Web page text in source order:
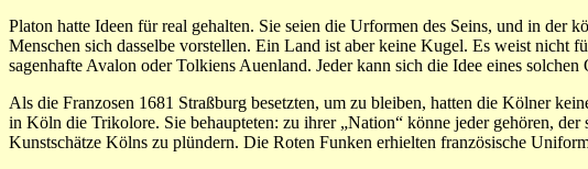
Platon hatte Ideen für real gehalten. Sie seien die Urformen des Seins, und in
Menschen sich dasselbe vorstellen. Ein Land ist aber keine Kugel. Es weist nicht
sagenhafte Avalon oder Tolkiens Auenland. Jeder kann sich die Idee eines
Als die Franzosen 1681 Straßburg besetzten, um zu bleiben, hatten die Kölner
in Köln die Trikolore. Sie behaupteten: zu ihrer „Nation“ könne jeder gehören,
Kunstschätze Kölns zu plündern. Die Roten Funken erhielten französische